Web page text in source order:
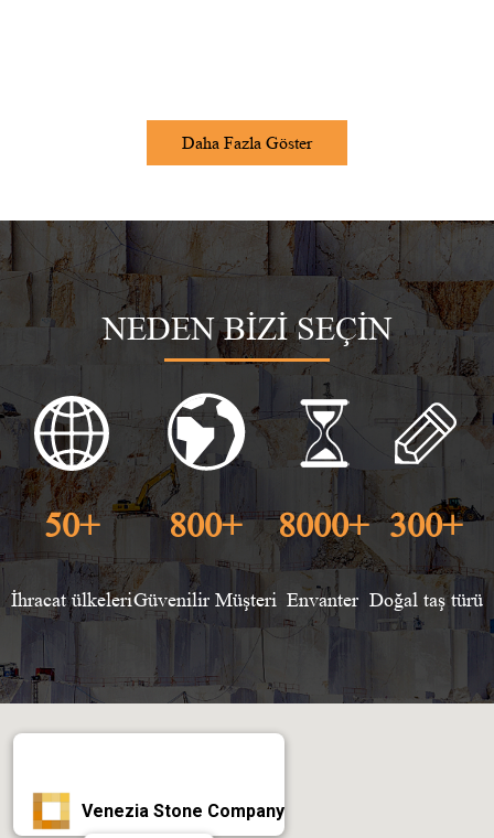
Daha Fazla Göster
NEDEN BIZI SEÇIN
50+
İhracat ülkeleri
800+
Güvenilir Müşteri
8000+
Envanter
300+
Doğal taş türü
Venezia Stone Company